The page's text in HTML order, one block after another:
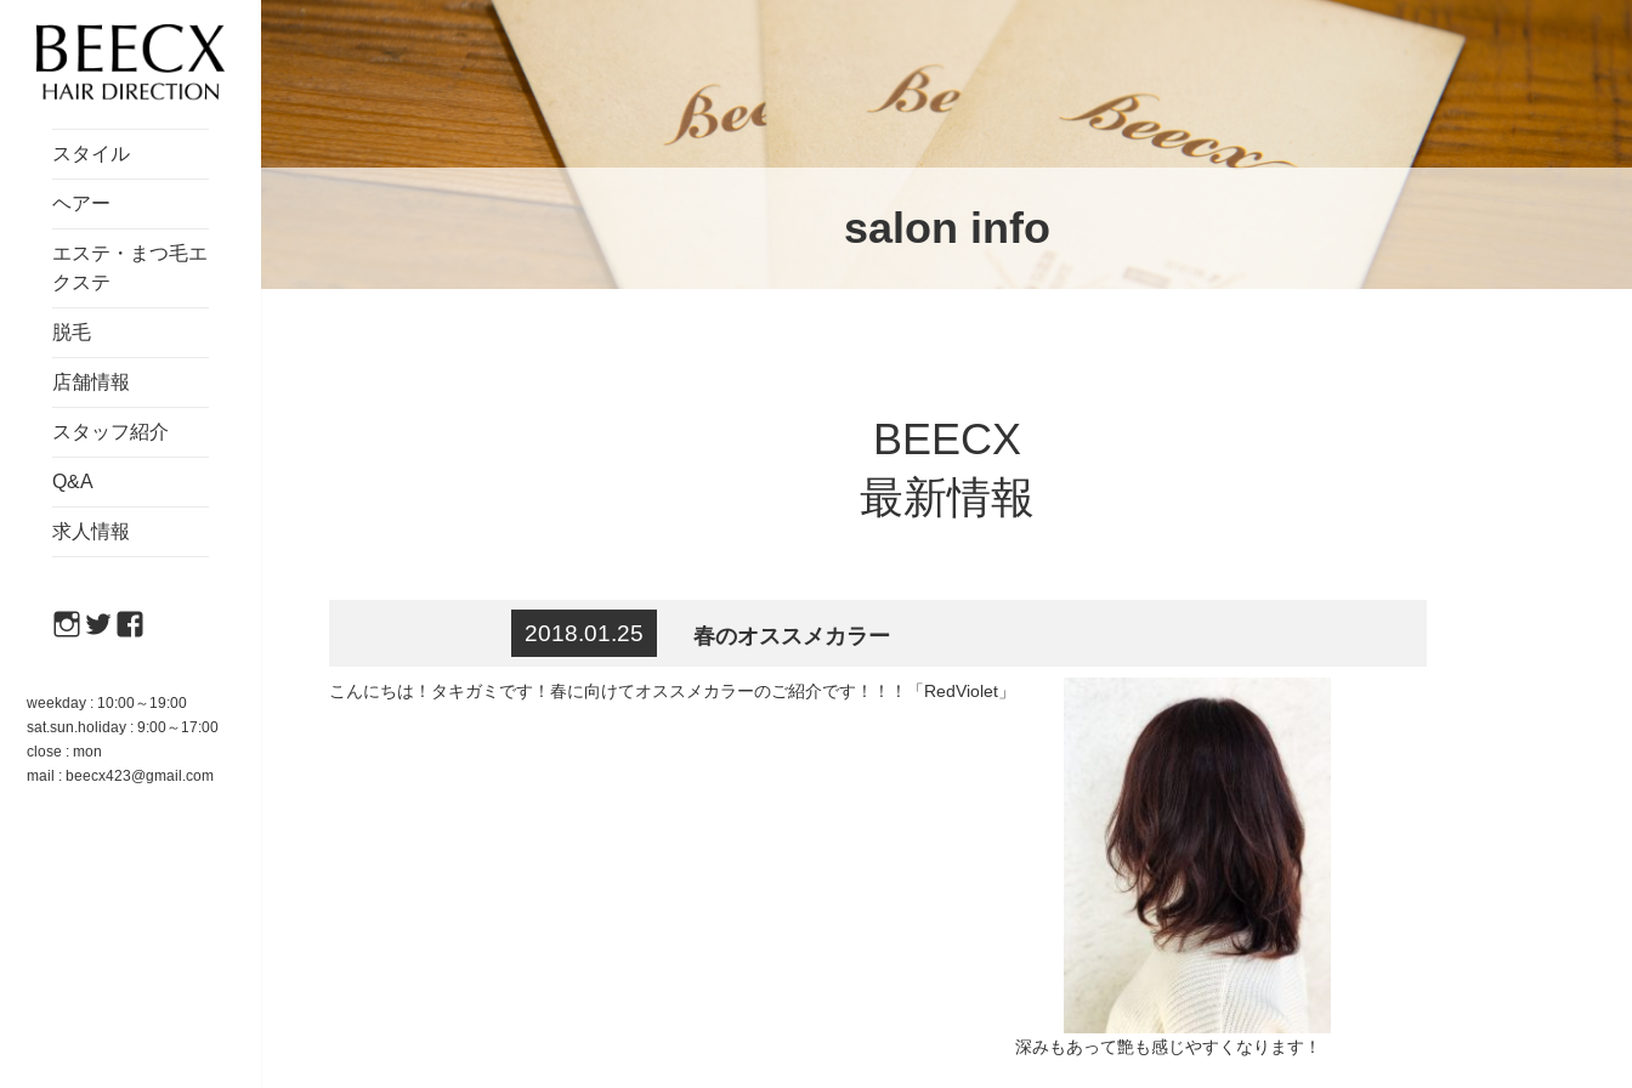
スタイル
ヘアー
エステ・まつ毛エ
クステ
脱毛
店舗情報
スタッフ紹介
Q&A
求人情報
instagram
twitterfacebook
weekday : 10:00～19:00
sat.sun.holiday : 9:00～17:00
close : mon
mail : beecx423@gmail.com
salon info
BEECX
最新情報
2018.01.25 春のオススメカラー
こんにちは！ タキガミです！春に向けてオススメカラーのご紹介です！！！ 「RedViolet」
深みもあって艶も感じやすくなります！